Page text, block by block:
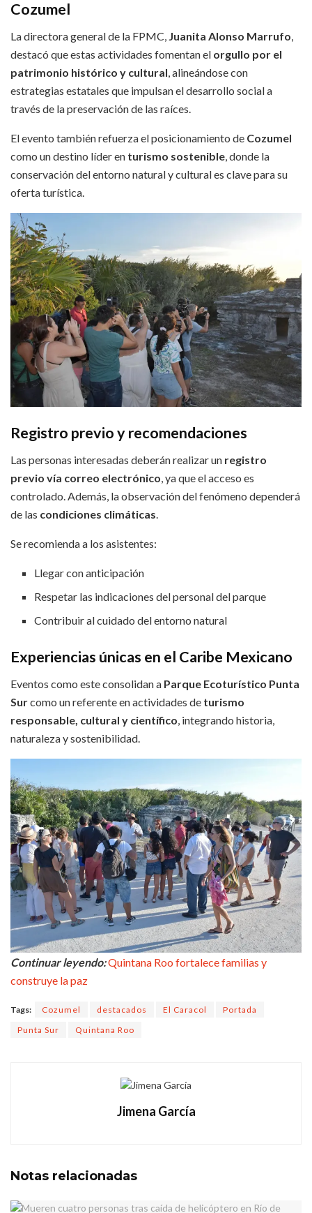
Cozumel
La directora general de la FPMC, Juanita Alonso Marrufo
destacó que estas actividades fomentan el orgullo por el
patrimonio histórico y cultural , alineándose con
estrategias estatales que impulsan el desarrollo social a
través de la preservación de las raíces.
El evento también refuerza el posicionamiento de Cozumel
como un destino líder en turismo sostenible , donde la
conservación del entorno natural y cultural es clave para su
oferta turística.
Registro previo y recomendaciones
Las personas interesadas deberán realizar un registro
previo vía correo electrónico, ya que el acceso es
controlado. Además, la observación del fenómeno dependerá
de las condiciones climáticas.
Se recomienda a los asistentes:
Llegar con anticipación
Respetar las indicaciones del personal del parque
Contribuir al cuidado del entorno natural
Experiencias únicas en el Caribe Mexicano
Eventos como este consolidan a Parque Ecoturístico Punta
Surcomo un referente en actividades de turismo
responsable, cultural y científico , integrando historia,
naturaleza y sostenibilidad.
Continuar leyendo:Quintana Roo fortalece familias y
construye la paz
Tags: Cozumel destacados El Caracol
Portada
Punta Sur
Quintana Roo
Jimena García
Notas relacionadas